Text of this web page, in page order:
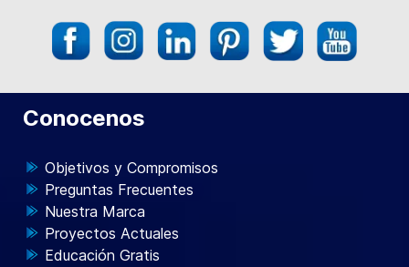
Conocenos
Objetivos y Compromisos
Preguntas Frecuentes
Nuestra Marca
Proyectos Actuales
Educación Gratis